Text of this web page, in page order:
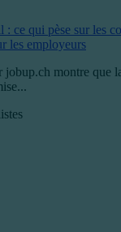
: ce qui pèse sur les
les employeurs
jobup.ch montre que